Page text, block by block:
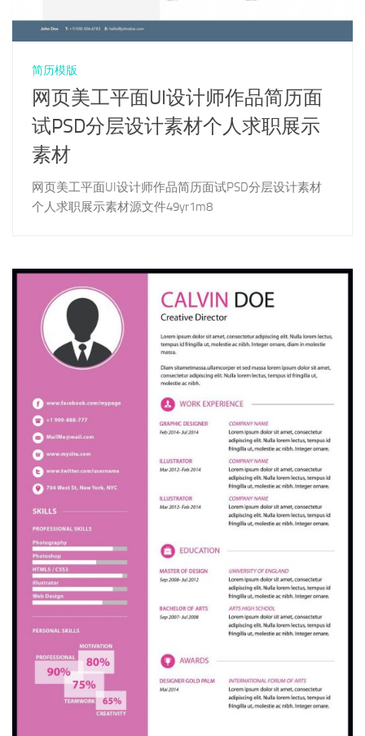
简历模版
网页美工平面UI设计师作品简历面
试PSD分层设计素材个人求职展示
素材
网页美工平面UI设计师作品简历面试PSD分层设计素材
个人求职展示素材源文件49yr1m8